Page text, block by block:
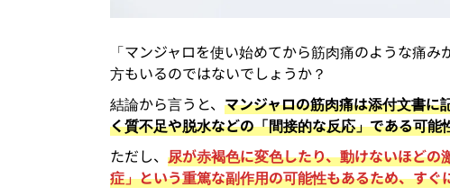
「マンジャロを使い始めてから筋肉痛のような痛
方もいるのではないでしょうか？
結論から言うと、 マンジャロの筋肉痛は添付文書に
く質不足や脱水などの「間接的な反応」である可能
ただし、 尿が赤褐色に変色したり、動けないほど
症」という重篤な副作用の可能性もあるため、す